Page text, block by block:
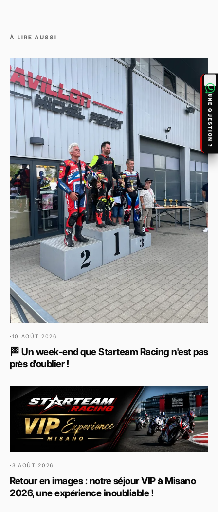
À LIRE AUSSI
· 10 AOÛT 2026
🏁 Un week-end que Starteam Racing n'est pas
près d'oublier !
· 3 AOÛT 2026
Retour en images : notre séjour VIP à Misano
2026, une expérience inoubliable !
UNE QUESTION ?